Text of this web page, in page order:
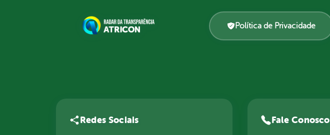
Política de Privacidade
Redes Sociais Fale Conosco